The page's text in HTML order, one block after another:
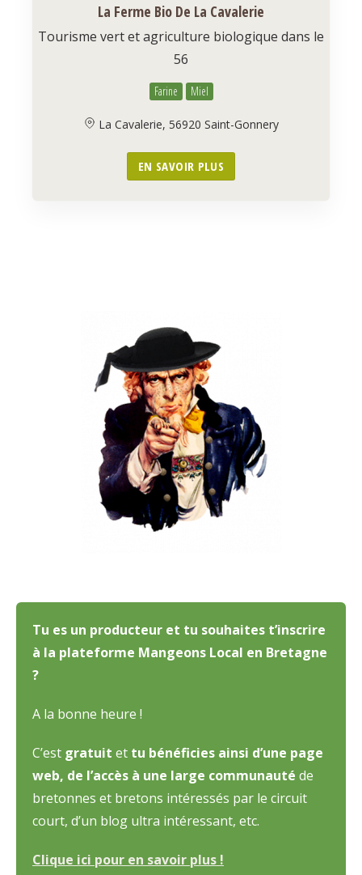
La Ferme Bio De La Cavalerie
Tourisme vert et agriculture biologique dans le
56
Farine Miel
La Cavalerie, 56920 Saint-Gonnery
EN SAVOIR PLUS
Tu es un producteur et tu souhaites t’inscrire
à la plateforme Mangeons Local en Bretagne
?
A la bonne heure !
C’est gratuit et tu bénéficies ainsi d’une page
web, de l’accès à une large communauté de
bretonnes et bretons intéressés par le circuit
court, d’un blog ultra intéressant, etc.
Clique ici pour en savoir plus !